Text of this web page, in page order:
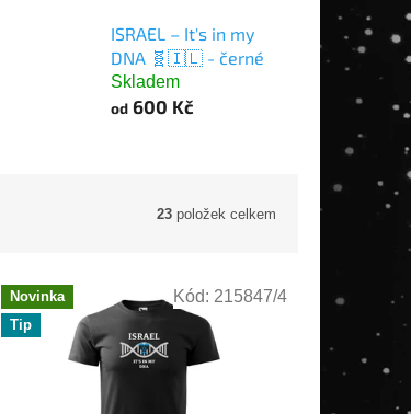
ISRAEL – It's in my
DNA 🧬🇮🇱 - černé
Skladem
od600 Kč
23 položek celkem
Novinka
Tip
Kód: 215847/4